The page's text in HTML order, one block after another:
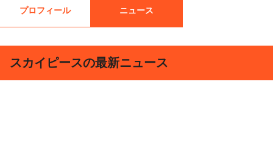
プロフィール ニュース
スカイピースの最新ニュース